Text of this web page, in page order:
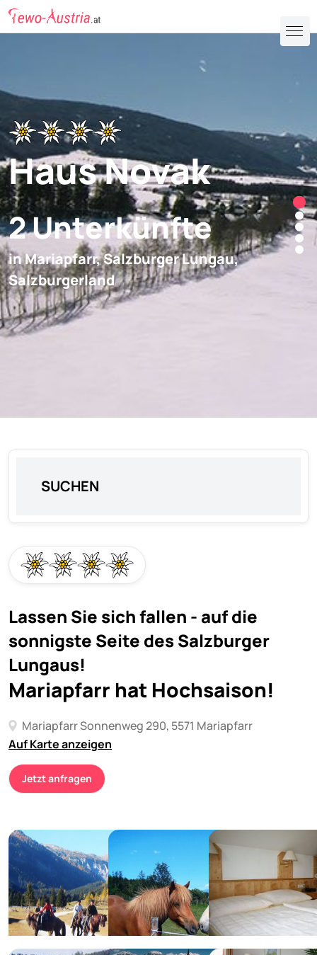
Haus Novak
2 Unterkünfte
in Mariapfarr,Salzburger Lungau,
Salzburgerland
SUCHEN
Lassen Sie sich fallen - auf die
sonnigste Seite des Salzburger
Lungaus!
Mariapfarr hat Hochsaison!
Mariapfarr Sonnenweg 290, 5571 Mariapfarr
Auf Karte anzeigen
Jetzt anfragen